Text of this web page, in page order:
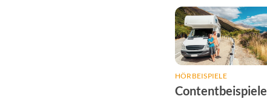
HÖRBEISPIELE
Contentbeispiele